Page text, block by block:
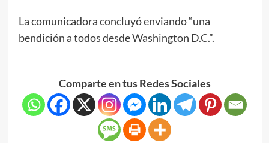
La comunicadora concluyó enviando “una
bendición a todos desde Washington D.C.”.
Comparte en tus Redes Sociales